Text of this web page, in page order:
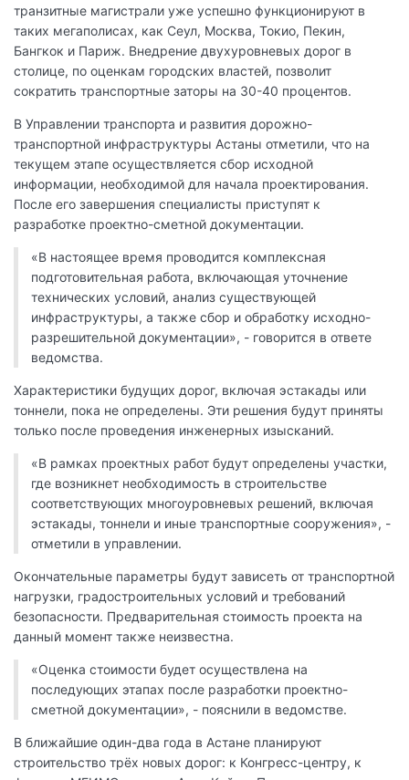
транзитные магистрали уже успешно функционируют в
таких мегаполисах, как Сеул, Москва, Токио, Пекин,
Бангкок и Париж. Внедрение двухуровневых дорог в
столице, по оценкам городских властей, позволит
сократить транспортные заторы на 30-40 процентов.
В Управлении транспорта и развития дорожно-
транспортной инфраструктуры Астаны отметили, что на
текущем этапе осуществляется сбор исходной
информации, необходимой для начала проектирования.
После его завершения специалисты приступят к
разработке проектно-сметной документации.
«В настоящее время проводится комплексная
подготовительная работа, включающая уточнение
технических условий, анализ существующей
инфраструктуры, а также сбор и обработку исходно-
разрешительной документации», - говорится в ответе
ведомства.
Характеристики будущих дорог, включая эстакады или
тоннели, пока не определены. Эти решения будут приняты
только после проведения инженерных изысканий.
«В рамках проектных работ будут определены участки,
где возникнет необходимость в строительстве
соответствующих многоуровневых решений, включая
эстакады, тоннели и иные транспортные сооружения», -
отметили в управлении.
Окончательные параметры будут зависеть от транспортной
нагрузки, градостроительных условий и требований
безопасности. Предварительная стоимость проекта на
данный момент также неизвестна.
«Оценка стоимости будет осуществлена на
последующих этапах после разработки проектно-
сметной документации», - пояснили в ведомстве.
В ближайшие один-два года в Астане планируют
строительство трёх новых дорог: к Конгресс-центру, к